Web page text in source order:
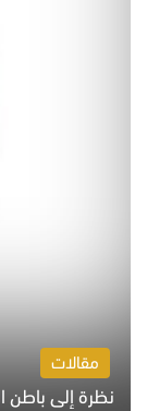
مقالات
نظرة إلى